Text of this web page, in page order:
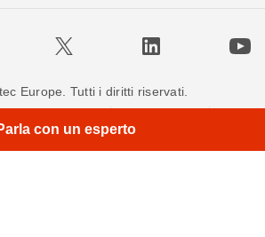
Europe. Tutti i diritti riservati.
Contattacicon un esperto